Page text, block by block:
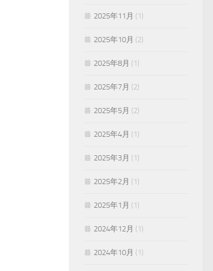
2025年11月 (1)
2025年10月 (2)
2025年8月 (1)
2025年7月 (2)
2025年5月 (2)
2025年4月 (1)
2025年3月 (1)
2025年2月 (1)
2025年1月 (1)
2024年12月 (1)
2024年10月 (1)